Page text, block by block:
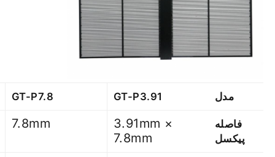
مدل GT-P3.91
GT-P7.8
فاصله
پیکسل
3.91mm ×
7.8mm
7.8mm